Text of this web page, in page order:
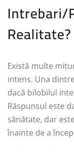
Intrebari/
Realitate?
Există multe
intens. Una
dacă bilobilul
Răspunsul este
sănătate, dar
înainte de a